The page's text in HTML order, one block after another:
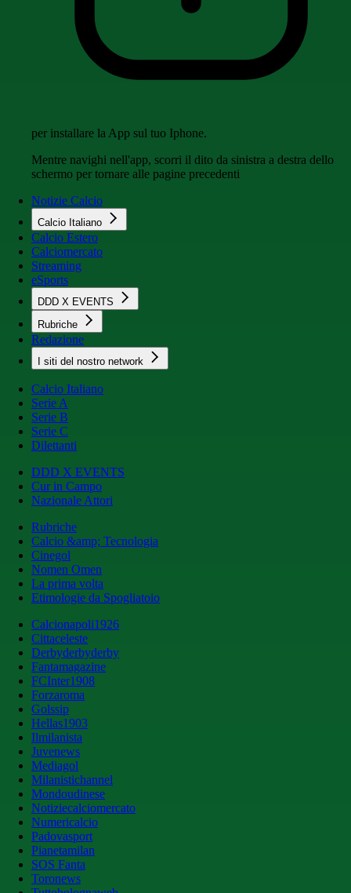
per installare la App sul tuo Iphone.
Mentre navighi nell'app, scorri il dito da sinistra a destra dello
schermo per tornare alle pagine precedenti
Notizie Calcio
Calcio Italiano
Calcio Estero
Calciomercato
Streaming
eSports
DDD X EVENTS
Rubriche
Redazione
I siti del nostro network
Calcio Italiano
Serie A
Serie B
Serie C
Dilettanti
DDD X EVENTS
Cur in Campo
Nazionale Attori
Rubriche
Calcio &amp; Tecnologia
Cinegol
Nomen Omen
La prima volta
Etimologie da Spogliatoio
Calcionapoli1926
Cittaceleste
Derbyderbyderby
Fantamagazine
FCInter1908
Forzaroma
Golssip
Hellas1903
Ilmilanista
Juvenews
Mediagol
Milanistichannel
Mondoudinese
Notiziecalciomercato
Numericalcio
Padovasport
Pianetamilan
SOS Fanta
Toronews